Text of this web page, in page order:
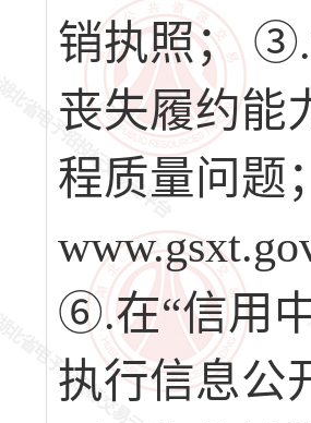
销执照；
丧失履约能
程质量问题
⑥.在“信用
执行信息公